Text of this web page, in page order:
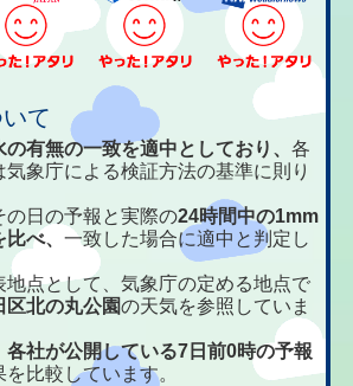
て
の有無の一致を適中としており、各
象庁による検証方法の基準に則り
日の予報と実際の24時間中の1mm
比べ、一致した場合に適中と判定し
点として、気象庁の定める地点で
区北の丸公園の天気を参照していま
各社が公開している7日前0時の予報
を比較しています。